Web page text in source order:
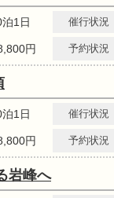
泊1日 催行状況
円 予約状況
泊1日 催行状況
円 予約状況
岩峰へ